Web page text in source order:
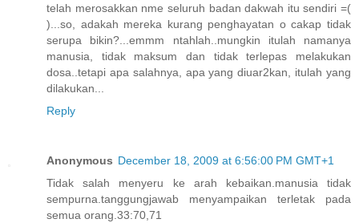
telah merosakkan nme seluruh badan dakwah itu sendiri =(
)...so, adakah mereka kurang penghayatan o cakap tidak
serupa bikin?...emmm ntahlah..mungkin itulah namanya
manusia, tidak maksum dan tidak terlepas melakukan
dosa..tetapi apa salahnya, apa yang diuar2kan, itulah yang
dilakukan...
Reply
Anonymous December 18, 2009 at 6:56:00 PM GMT+1
Tidak salah menyeru ke arah kebaikan.manusia tidak
sempurna.tanggungjawab menyampaikan terletak pada
semua orang.33:70,71